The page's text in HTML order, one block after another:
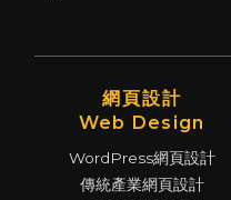
網頁設計
Web Design
WordPress網頁設計
傳統產業網頁設計